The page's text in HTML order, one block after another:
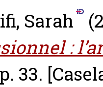
Sarah
:
33.